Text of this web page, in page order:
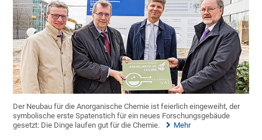
Der Neubau für die Anorganische Chemie ist feierlich eingeweiht, der
symbolische erste Spatenstich für ein neues Forschungsgebäude
gesetzt: Die Dinge laufen gut für die Chemie.
Mehr